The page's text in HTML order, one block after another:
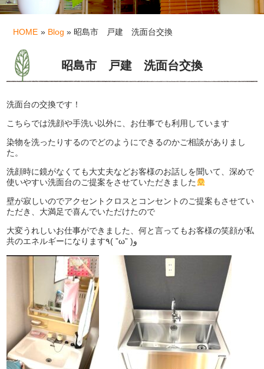
HOME » Blog » 昭島市 戸建 洗面台交換
昭島市 戸建 洗面台交換
洗面台の交換です！
こちらでは洗顔や手洗い以外に、お仕事でも利用しています
染物を洗ったりするのでどのようにできるのかご相談がありまし
た。
洗顔時に鏡がなくても大丈夫などお客様のお話しを聞いて、深めで
使いやすい洗面台のご提案をさせていただきました
壁が寂しいのでアクセントクロスとコンセントのご提案もさせてい
ただき、大満足で喜んでいただけたので
大変うれしいお仕事ができました、何と言ってもお客様の笑顔が私
共のエネルギーになります٩( ”ω” )و